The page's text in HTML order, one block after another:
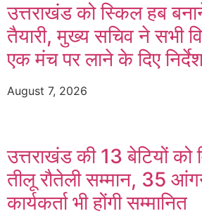
उत्तराखंड को स्किल हब
तैयारी, मुख्य सचिव ने सभी
एक मंच पर लाने के दिए
August 7, 2026
उत्तराखंड की 13 बेटियों को
तीलू रौतेली सम्मान, 35
कार्यकर्ता भी होंगी सम्मानित